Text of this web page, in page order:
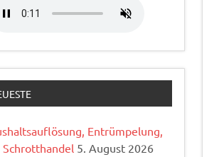
Entrümpelung,
Schrotthandel 5. August 2026